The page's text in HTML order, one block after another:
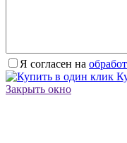
Я согласен на
Закрыть окно